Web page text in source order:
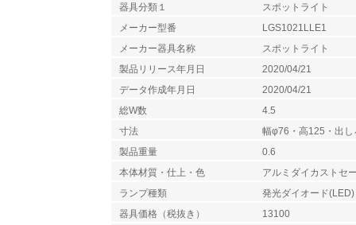
器具分類１
スポットライト
メーカー型番
LGS1021LLE1
メーカー器具名称
スポットライト
製品リリース年月日
2020/04/21
データ作成年月日
2020/04/21
総W数
4.5
寸法
幅φ76・高125・出し
製品重量
0.6
本体材質・仕上・色
アルミダイカストセ
ランプ種類
発光ダイオード(LED)
器具価格（税抜き）
13100